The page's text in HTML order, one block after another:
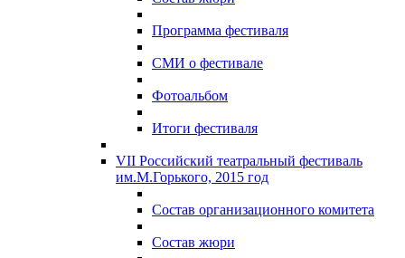
Программа фестиваля
СМИ о фестивале
Фотоальбом
Итоги фестиваля
VII Российский театральный фестиваль
им.М.Горького, 2015 год
Состав организационного комитета
Состав жюри